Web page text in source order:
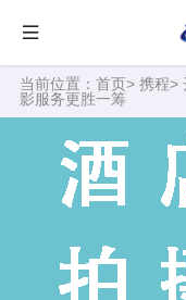
当前位置： 首页> 携程>
影服务更胜一筹